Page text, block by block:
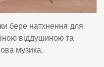
бере натхнення для
віддушиною та
музика.